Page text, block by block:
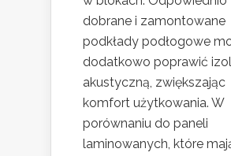
dobrane i zamontowane
podkłady podłogowe
dodatkowo poprawić
akustyczną, zwiększając
komfort użytkowania. W
porównaniu do paneli
laminowanych, które